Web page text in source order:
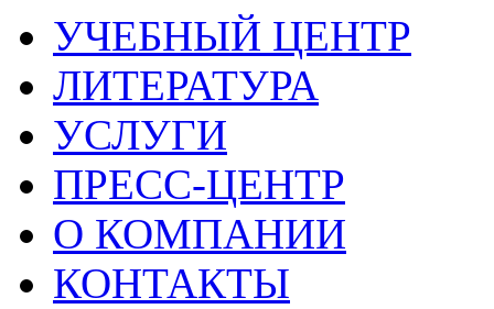
УЧЕБНЫЙ ЦЕНТР
ЛИТЕРАТУРА
УСЛУГИ
ПРЕСС-ЦЕНТР
О КОМПАНИИ
КОНТАКТЫ